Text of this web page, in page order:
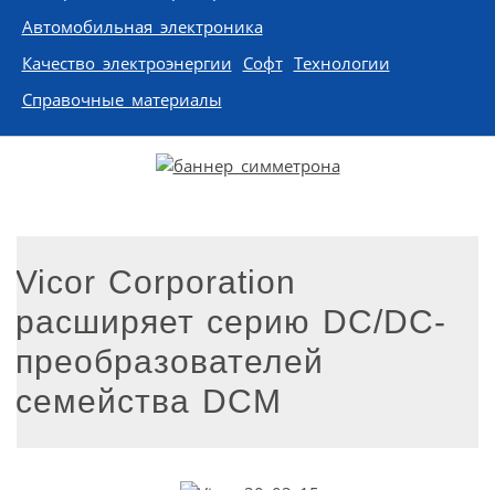
Автомобильная электроника
Качество электроэнергии Софт Технологии
Справочные материалы
Vicor Corporation
расширяет серию DC/DC-
преобразователей
семейства DCM